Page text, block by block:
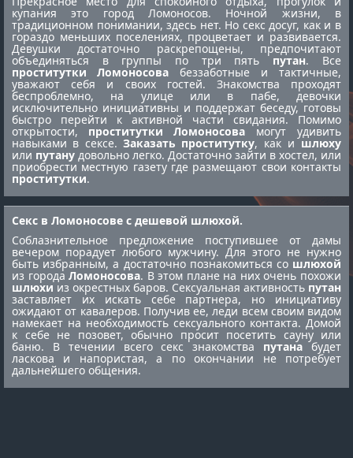
купания это город Ломоносов. Ночной жизни, в
традиционном понимании, здесь нет. Но секс досуг, как и в
гораздо меньших поселениях, процветает и развивается.
Девушки достаточно раскрепощены, предпочитают
объединяться в группы по три пять путан. Все
проститутки Ломоносова беззаботные и тактичные,
уважают себя и своих гостей. Знакомства проходят
беспроблемно, на улице или в пабе, девочки
исключительно инициативны и поддержат беседу, готовы
быстро перейти к активной части свидания. Помимо
открытости, проститутки Ломоносова могут удивить
навыками в сексе. Заказать проститутку, как ишлюху
или путану довольно легко. Достаточно зайти в хостел, или
приобрести местную газету где размещают свои контакты
проститутки.
Секс в Ломоносове с дешевой шлюхой.
Соблазнительное предложение поступившее от дамы
вечером порадует любого мужчину. Для этого не нужно
быть избранным, а достаточно познакомиться со шлюхой
из городаЛомоносова. В этом плане на них очень похожи
шлюхииз окрестных баров. Сексуальная активность путан
заставляет их искать себе партнера, но инициативу
ожидают от кавалеров. Получив ее, леди всем своим видом
намекает на необходимость сексуального контакта. Домой
к себе не позовет, обычно просит посетить сауну или
баню. В течении всего секс знакомства путана будет
ласкова и напористая, а по окончании не потребует
дальнейшего общения.